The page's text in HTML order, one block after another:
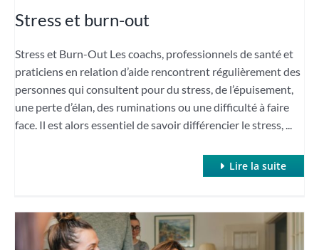
Stress et burn-out
Stress et Burn-Out Les coachs, professionnels de santé et
praticiens en relation d’aide rencontrent régulièrement des
personnes qui consultent pour du stress, de l’épuisement,
une perte d’élan, des ruminations ou une difficulté à faire
face. Il est alors essentiel de savoir différencier le stress, ...
Lire la suite